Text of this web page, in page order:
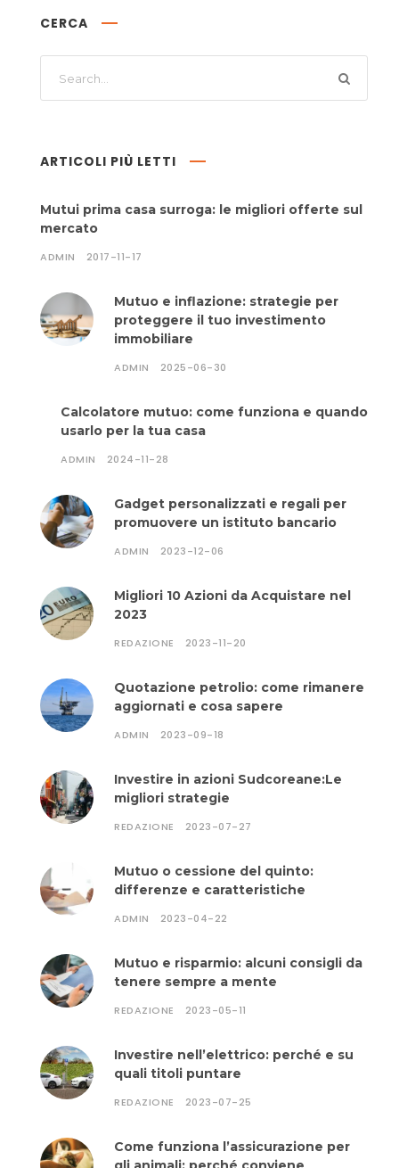
CERCA
ARTICOLI PIÙ LETTI
Mutui prima casa surroga: le migliori offerte sul
mercato
ADMIN 2017-11-17
Mutuo e inflazione: strategie per
proteggere il tuo investimento
immobiliare
ADMIN 2025-06-30
Calcolatore mutuo: come funziona e quando
usarlo per la tua casa
ADMIN 2024-11-28
Gadget personalizzati e regali per
promuovere un istituto bancario
ADMIN 2023-12-06
Migliori 10 Azioni da Acquistare nel
2023
REDAZIONE 2023-11-20
Quotazione petrolio: come rimanere
aggiornati e cosa sapere
ADMIN 2023-09-18
Investire in azioni Sudcoreane:Le
migliori strategie
REDAZIONE 2023-07-27
Mutuo o cessione del quinto:
differenze e caratteristiche
ADMIN 2023-04-22
Mutuo e risparmio: alcuni consigli da
tenere sempre a mente
REDAZIONE 2023-05-11
Investire nell’elettrico: perché e su
quali titoli puntare
REDAZIONE 2023-07-25
Come funziona l’assicurazione per